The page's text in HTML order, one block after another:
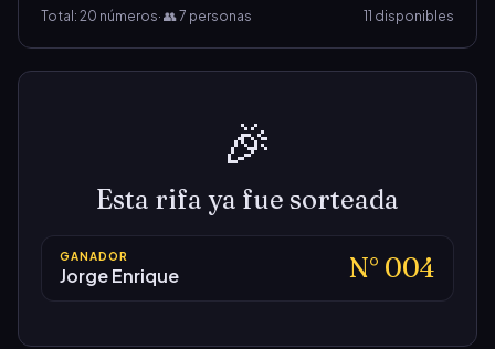
Total: 20 números· 👥7 personas 11 disponibles
🎉
Esta rifa ya fue sorteada
GANADOR
Jorge Enrique N° 004